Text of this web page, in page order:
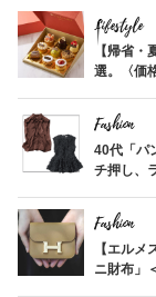
Lifestyle
【帰省
選。〈価
Fashion
40代「パ
チ押し、
Fashion
【エル
ニ財布」